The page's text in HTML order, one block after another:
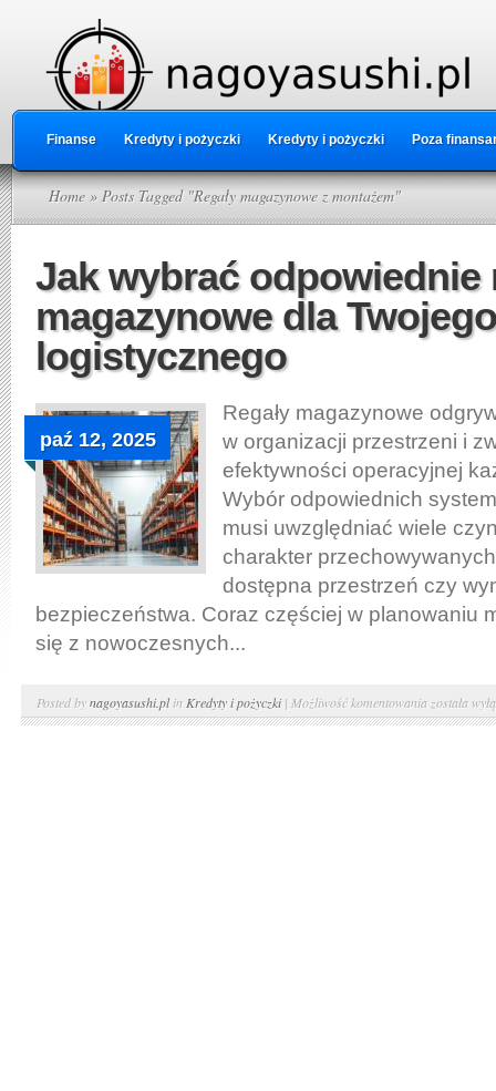
Finanse Kredyty i pożyczki Kredyty i pożyczki Poza
Home » Posts Tagged "Regały magazynowe z montażem"
Jak wybrać odpowiednie
magazynowe dla
logistycznego
paź 12, 2025
Regały magazynowe
w organizacji przestrzeni i
efektywności operacyjnej
Wybór odpowiednich
musi uwzględniać wiele
charakter
dostępna przestrzeń czy
bezpieczeństwa. Coraz częściej w planowaniu
się z nowoczesnych...
Posted bynagoyasushi.plin Kredyty i pożyczki| Możliwość komentowania Jak
wybrać
została